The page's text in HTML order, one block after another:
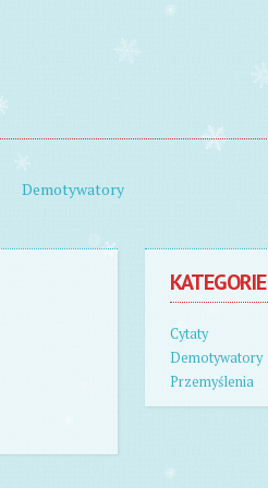
Demotywatory
KATEGORIE
Cytaty
Demotywatory
Przemyślenia